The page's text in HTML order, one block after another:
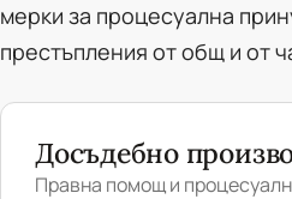
мерки за процесуална
престъпления от общ и от
Досъдебно
Правна помощ и